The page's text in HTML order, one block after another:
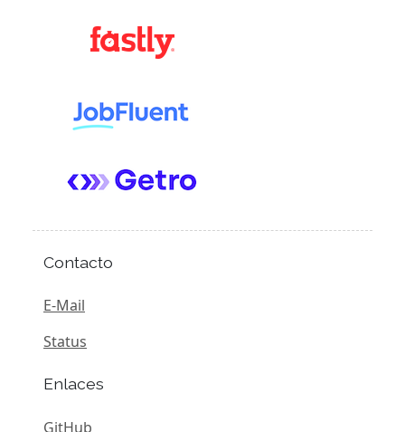
Contacto
E-Mail
Status
Enlaces
GitHub